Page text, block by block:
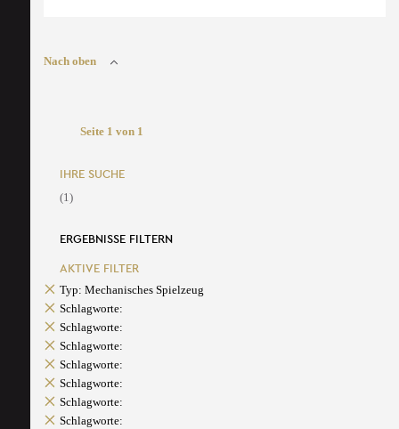
Nach oben
Seite 1 von 1
IHRE SUCHE
(1)
ERGEBNISSE FILTERN
AKTIVE FILTER
Typ: Mechanisches Spielzeug
Schlagworte:
Schlagworte:
Schlagworte:
Schlagworte:
Schlagworte:
Schlagworte:
Schlagworte: